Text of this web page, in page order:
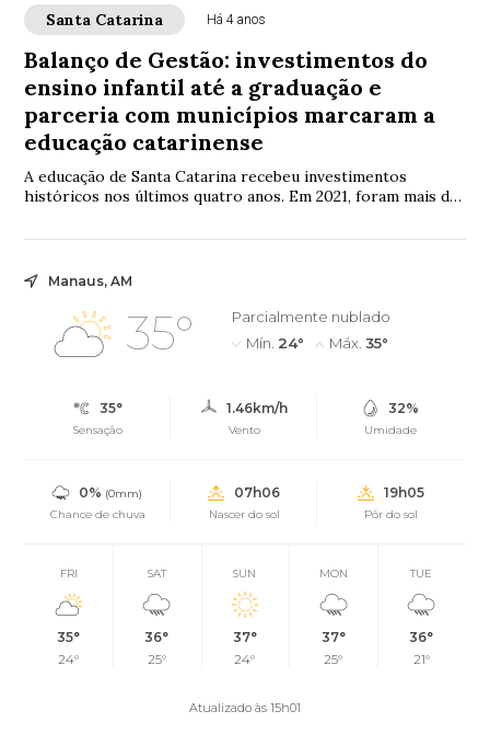
Santa Catarina Há 4 anos
Balanço de Gestão: investimentos do
ensino infantil até a graduação e
parceria com municípios marcaram a
educação catarinense
A educação de Santa Catarina recebeu investimentos
históricos nos últimos quatro anos. Em 2021, foram mais de
Manaus, AM
35°
Parcialmente nublado
Mín. 24° Máx. 35°
35°
Sensação
1.46km/h
Vento
32%
Umidade
0% (0mm)
Chance de chuva
07h06
Nascer do sol
19h05
Pôr do sol
FRI
35°
24°
SAT
36°
25°
SUN
37°
24°
MON
37°
25°
TUE
36°
21°
Atualizado às 15h01